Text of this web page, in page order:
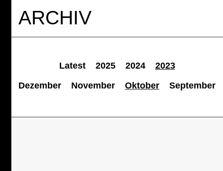
ARCHIV
Latest 2025 2024
2023
Dezember
November Oktober September